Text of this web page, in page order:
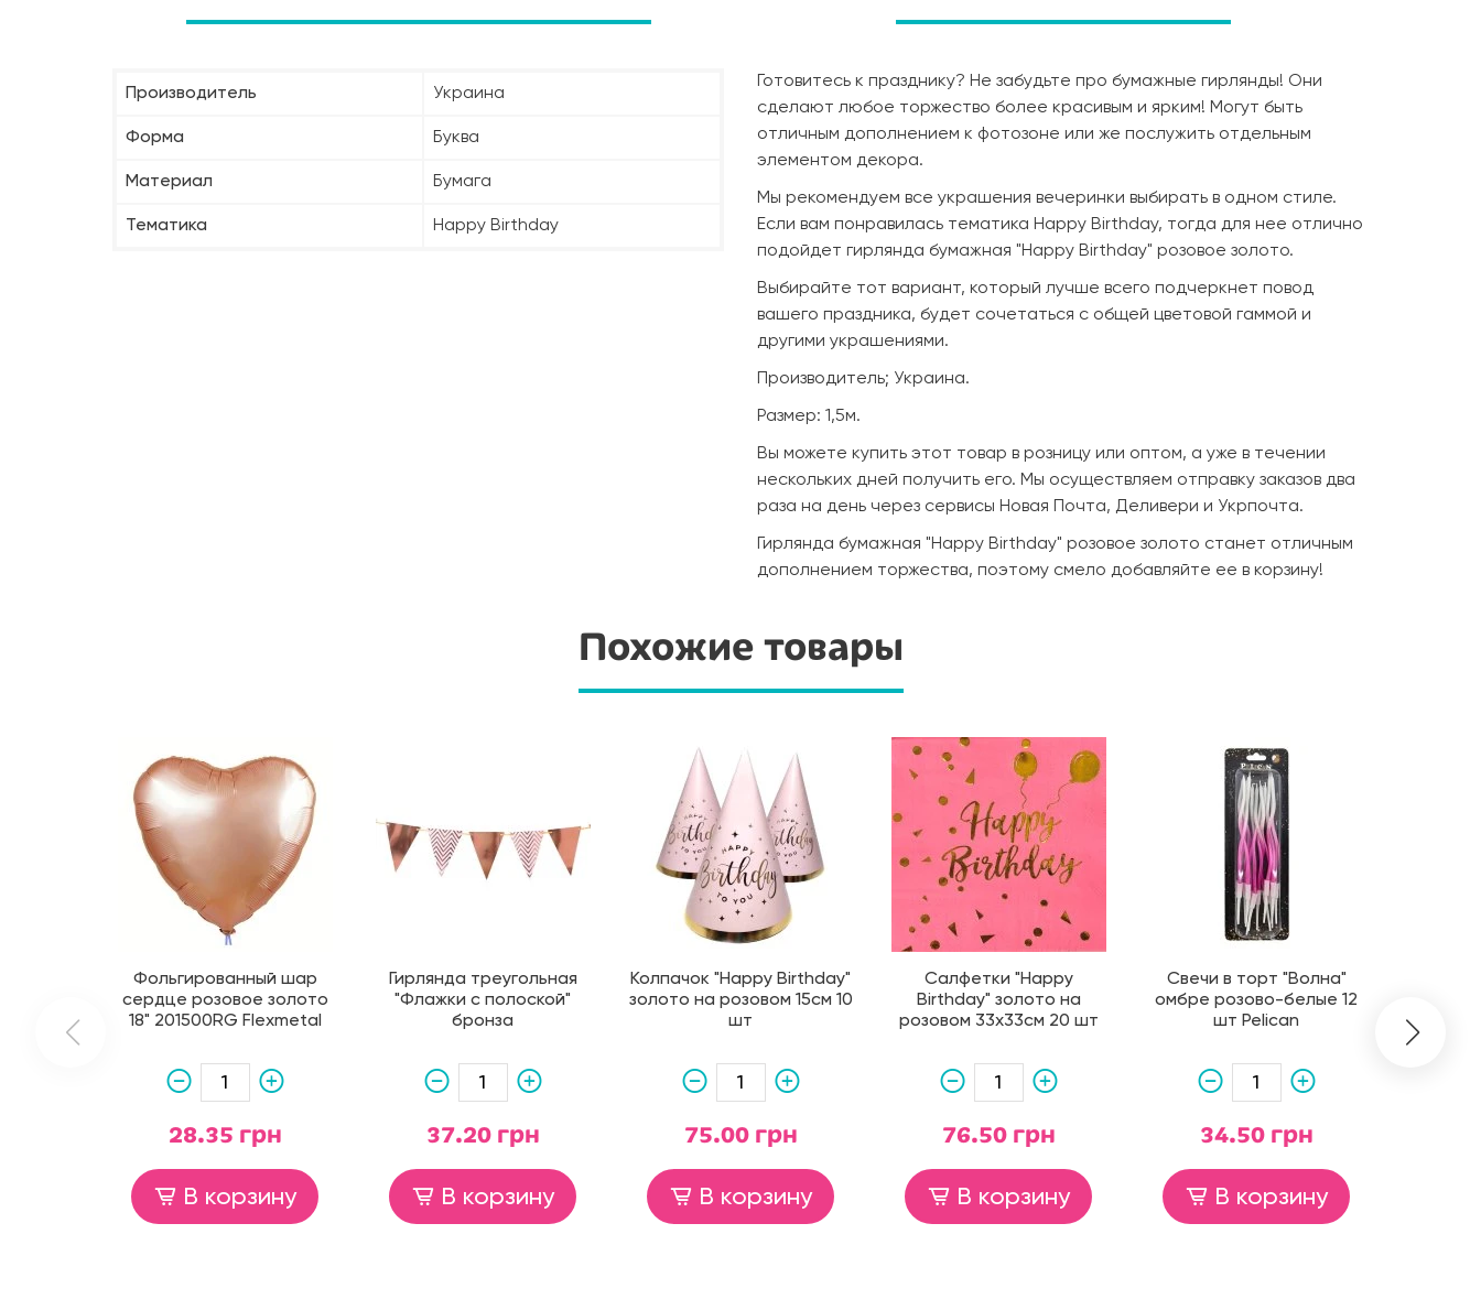
Производитель Украина
Форма Буква
Материал Бумага
Тематика Happy Birthday
Готовитесь к празднику? Не забудьте про бумажные гирлянды! Они
сделают любое торжество более красивым и ярким! Могут быть
отличным дополнением к фотозоне или же послужить отдельным
элементом декора.
Мы рекомендуем все украшения вечеринки выбирать в одном стиле.
Если вам понравилась тематика Happy Birthday, тогда для нее отлично
подойдет гирлянда бумажная "Happy Birthday" розовое золото.
Выбирайте тот вариант, который лучше всего подчеркнет повод
вашего праздника, будет сочетаться с общей цветовой гаммой и
другими украшениями.
Производитель; Украина.
Размер: 1,5м.
Вы можете купить этот товар в розницу или оптом, а уже в течении
нескольких дней получить его. Мы осуществляем отправку заказов два
раза на день через сервисы Новая Почта, Деливери и Укрпочта.
Гирлянда бумажная "Happy Birthday" розовое золото станет отличным
дополнением торжества, поэтому смело добавляйте ее в корзину!
Похожие товары
Фольгированный шар
сердце розовое золото
18" 201500RG Flexmetal
28.35 грн
В корзину
Гирлянда треугольная
"Флажки с полоской"
бронза
37.20 грн
В корзину
Колпачок "Happy Birthday"
золото на розовом 15см 10
шт
75.00 грн
В корзину
Салфетки "Happy
Birthday" золото на
розовом 33х33см 20 шт
76.50 грн
В корзину
Свечи в торт "Волна"
омбре розово-белые 12
шт Pelican
34.50 грн
В корзину